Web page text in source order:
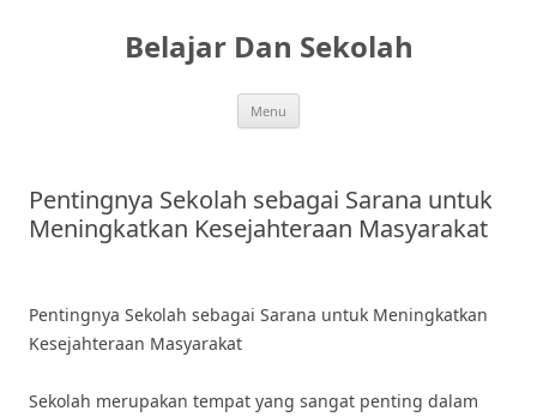
Belajar Dan Sekolah
Menu
Pentingnya Sekolah sebagai Sarana untuk
Meningkatkan Kesejahteraan Masyarakat
Pentingnya Sekolah sebagai Sarana untuk Meningkatkan
Kesejahteraan Masyarakat
Sekolah merupakan tempat yang sangat penting dalam